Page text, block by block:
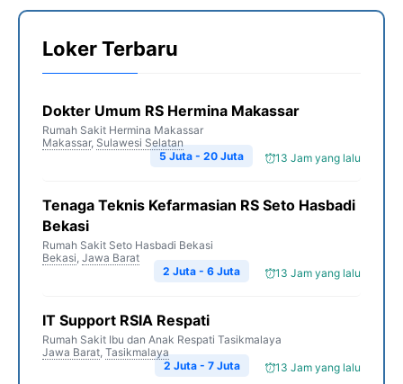
Loker Terbaru
Dokter Umum RS Hermina Makassar
Rumah Sakit Hermina Makassar
Makassar, Sulawesi Selatan
13 Jam yang lalu
5 Juta - 20 Juta
Tenaga Teknis Kefarmasian RS Seto Hasbadi
Bekasi
Rumah Sakit Seto Hasbadi Bekasi
Bekasi, Jawa Barat
13 Jam yang lalu
2 Juta - 6 Juta
IT Support RSIA Respati
Rumah Sakit Ibu dan Anak Respati Tasikmalaya
Jawa Barat, Tasikmalaya
13 Jam yang lalu
2 Juta - 7 Juta